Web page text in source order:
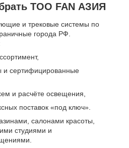
ТОО FAN АЗИЯ
и трековые системы по
города РФ.
и сертифицированные
и расчёте освещения,
поставок «под ключ».
салонами красоты,
студиями и